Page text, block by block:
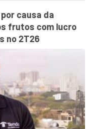
causa da
frutos com lucro
no 2T26